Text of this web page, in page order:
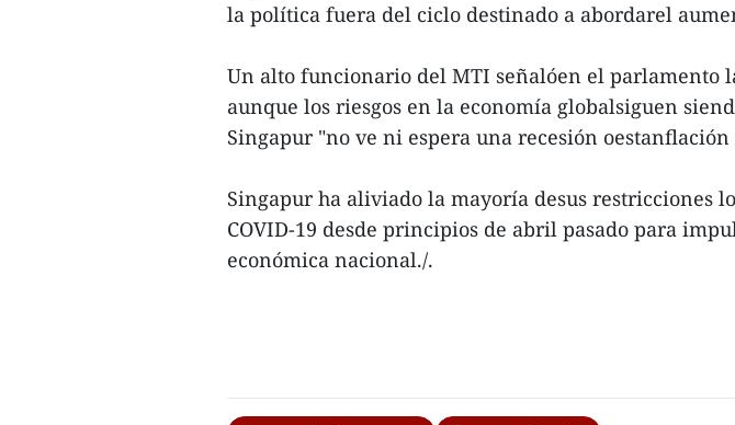
la política fuera del ciclo destinado a abordarel
Un alto funcionario del MTI señalóen el parlamento
aunque los riesgos en la economía globalsiguen
Singapur "no ve ni espera una recesión oestanflación
Singapur ha aliviado la mayoría desus restricciones
COVID-19 desde principios de abril pasado para
económica nacional./.